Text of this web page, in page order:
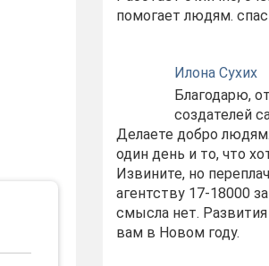
помогает людям.
Илона Сухих
Благодарю,
создателей
Делаете добро
один день и то, что
Извините, но
агентству 17-18000
смысла нет. Развития
вам в Новом году.